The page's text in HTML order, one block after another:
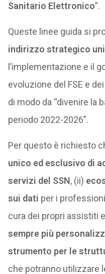
Sanitario Elettronico”.
Queste linee guida si
indirizzo strategico
l’implementazione e il
evoluzione del FSE e
di modo da “divenire la
periodo 2022-2026”.
Per questo è richiesto
unico ed esclusivo di
servizi del SSN, (ii)
sui dati per i
cura dei propri assistiti
sempre più
strumento per le
che potranno utilizzare